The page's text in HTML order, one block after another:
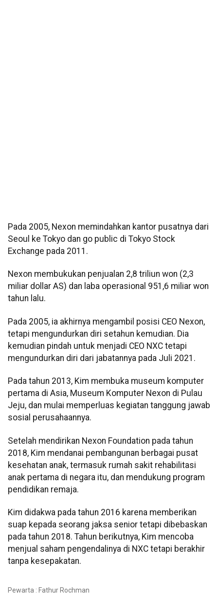
Pada 2005, Nexon memindahkan kantor pusatnya dari
Seoul ke Tokyo dan go public di Tokyo Stock
Exchange pada 2011.
Nexon membukukan penjualan 2,8 triliun won (2,3
miliar dollar AS) dan laba operasional 951,6 miliar won
tahun lalu.
Pada 2005, ia akhirnya mengambil posisi CEO Nexon,
tetapi mengundurkan diri setahun kemudian. Dia
kemudian pindah untuk menjadi CEO NXC tetapi
mengundurkan diri dari jabatannya pada Juli 2021.
Pada tahun 2013, Kim membuka museum komputer
pertama di Asia, Museum Komputer Nexon di Pulau
Jeju, dan mulai memperluas kegiatan tanggung jawab
sosial perusahaannya.
Setelah mendirikan Nexon Foundation pada tahun
2018, Kim mendanai pembangunan berbagai pusat
kesehatan anak, termasuk rumah sakit rehabilitasi
anak pertama di negara itu, dan mendukung program
pendidikan remaja.
Kim didakwa pada tahun 2016 karena memberikan
suap kepada seorang jaksa senior tetapi dibebaskan
pada tahun 2018. Tahun berikutnya, Kim mencoba
menjual saham pengendalinya di NXC tetapi berakhir
tanpa kesepakatan.
Pewarta : Fathur Rochman